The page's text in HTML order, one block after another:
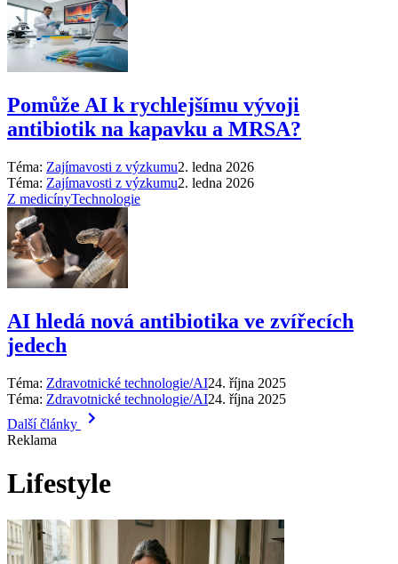
Pomůže AI k rychlejšímu vývoji
antibiotik na kapavku a MRSA?
Téma: Zajímavosti z výzkumu2. ledna 2026
Téma: Zajímavosti z výzkumu2. ledna 2026
Z medicínyTechnologie
AI hledá nová antibiotika ve zvířecích
jedech
Téma: Zdravotnické technologie/AI24. října 2025
Téma: Zdravotnické technologie/AI24. října 2025
Další články
Reklama
Lifestyle